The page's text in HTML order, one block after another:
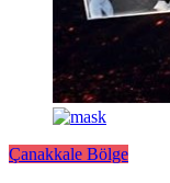
Çanakkale Bölge